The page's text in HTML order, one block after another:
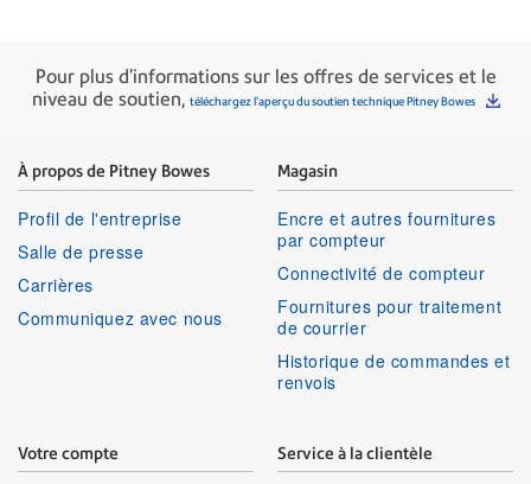
Pour plus d'informations sur les offres de services et le
niveau de soutien, téléchargez l'aperçu du soutien technique Pitney Bowes
À propos de Pitney Bowes
Profil de l'entreprise
Salle de presse
Carrières
Communiquez avec nous
Magasin
Encre et autres fournitures
par compteur
Connectivité de compteur
Fournitures pour traitement
de courrier
Historique de commandes et
renvois
Votre compte Service à la clientèle